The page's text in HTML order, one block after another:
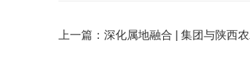
上一篇： 深化属地融合 | 集团与陕西